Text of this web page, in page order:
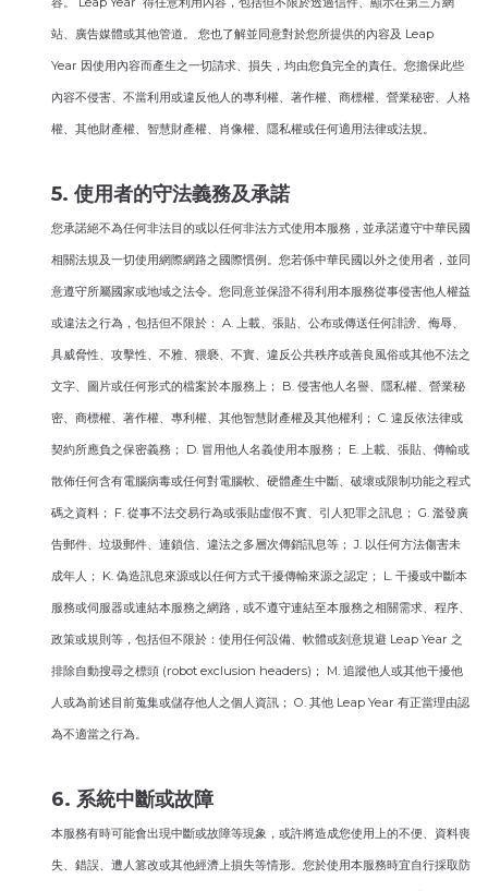
站、廣告媒體或其他管道。 您也了解並同意對於您所提供的內容及 Leap
Year 因使用內容而產生之一切請求、損失，均由您負完全的責任。您擔保此些
內容不侵害、不當利用或違反他人的專利權、著作權、商標權、營業秘密、人格
權、其他財產權、智慧財產權、肖像權、隱私權或任何適用法律或法規。
5. 使用者的守法義務及承諾
您承諾絕不為任何非法目的或以任何非法方式使用本服務，並承諾遵守中華民國
相關法規及一切使用網際網路之國際慣例。您若係中華民國以外之使用者，並同
意遵守所屬國家或地域之法令。您同意並保證不得利用本服務從事侵害他人權益
或違法之行為，包括但不限於： A. 上載、張貼、公布或傳送任何誹謗、侮辱、
具威脅性、攻擊性、不雅、猥褻、不實、違反公共秩序或善良風俗或其他不法之
文字、圖片或任何形式的檔案於本服務上； B. 侵害他人名譽、隱私權、營業秘
密、商標權、著作權、專利權、其他智慧財產權及其他權利； C. 違反依法律或
契約所應負之保密義務； D. 冒用他人名義使用本服務； E. 上載、張貼、傳輸或
散佈任何含有電腦病毒或任何對電腦軟、硬體產生中斷、破壞或限制功能之程式
碼之資料； F. 從事不法交易行為或張貼虛假不實、引人犯罪之訊息； G. 濫發廣
告郵件、垃圾郵件、連鎖信、違法之多層次傳銷訊息等； J. 以任何方法傷害未
成年人； K. 偽造訊息來源或以任何方式干擾傳輸來源之認定； L. 干擾或中斷本
服務或伺服器或連結本服務之網路，或不遵守連結至本服務之相關需求、程序、
政策或規則等，包括但不限於：使用任何設備、軟體或刻意規避 Leap Year 之
排除自動搜尋之標頭 (robot exclusion headers)； M. 追蹤他人或其他干擾他
人或為前述目前蒐集或儲存他人之個人資訊； O. 其他 Leap Year 有正當理由認
為不適當之行為。
6. 系統中斷或故障
本服務有時可能會出現中斷或故障等現象，或許將造成您使用上的不便、資料喪
失、錯誤、遭人篡改或其他經濟上損失等情形。您於使用本服務時宜自行採取防